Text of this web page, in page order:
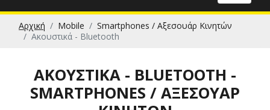
Αρχική Mobile
Smartphones / Αξεσουάρ Κινητών
Ακουστικά - Bluetooth
ΑΚΟΥΣΤΙΚΆ - BLUETOOTH -
SMARTPHONES / ΑΞΕΣΟΥΆΡ